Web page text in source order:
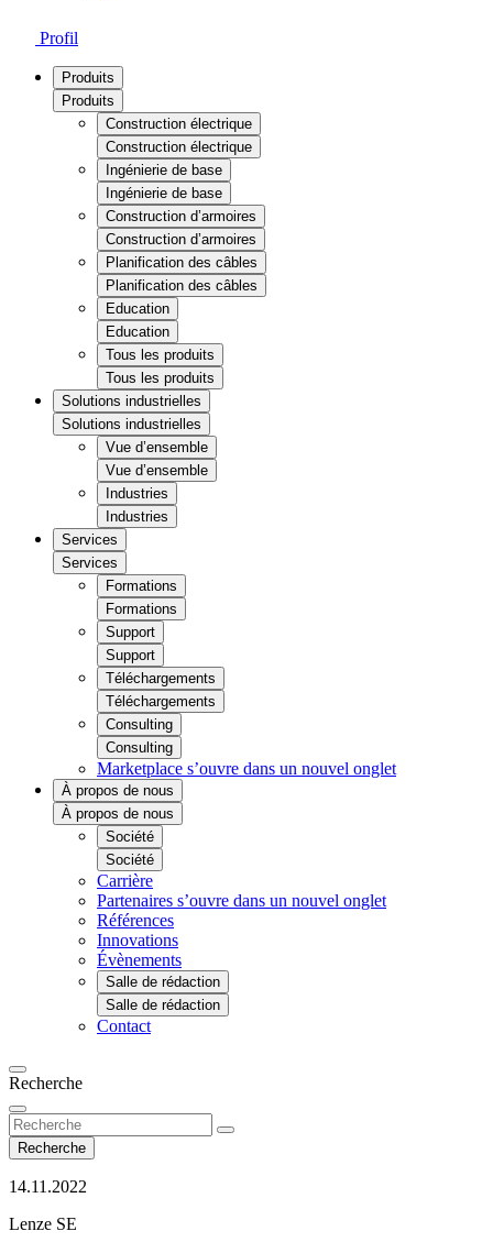
Profil
Produits
Produits
Construction électrique
Construction électrique
Ingénierie de base
Ingénierie de base
Construction d’armoires
Construction d’armoires
Planification des câbles
Planification des câbles
Education
Education
Tous les produits
Tous les produits
Solutions industrielles
Solutions industrielles
Vue d’ensemble
Vue d’ensemble
Industries
Industries
Services
Services
Formations
Formations
Support
Support
Téléchargements
Téléchargements
Consulting
Consulting
Marketplace s’ouvre dans un nouvel onglet
À propos de nous
À propos de nous
Société
Société
Carrière
Partenaires s’ouvre dans un nouvel onglet
Références
Innovations
Évènements
Salle de rédaction
Salle de rédaction
Contact
Recherche
Recherche
14.11.2022
Lenze SE